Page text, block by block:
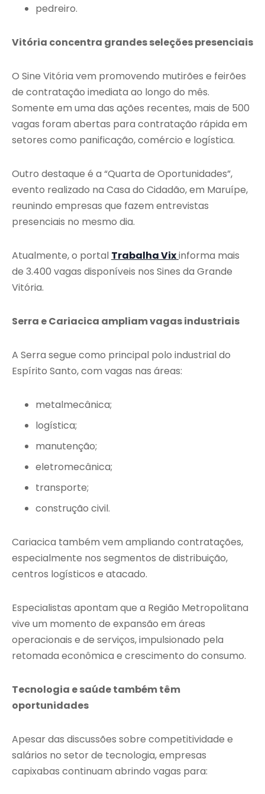
pedreiro.
Vitória concentra grandes seleções presenciais
O Sine Vitória vem promovendo mutirões e feirões
de contratação imediata ao longo do mês.
Somente em uma das ações recentes, mais de 500
vagas foram abertas para contratação rápida em
setores como panificação, comércio e logística.
Outro destaque é a “Quarta de Oportunidades”,
evento realizado na Casa do Cidadão, em Maruípe,
reunindo empresas que fazem entrevistas
presenciais no mesmo dia.
Atualmente, o portal Trabalha Vixinforma mais
de 3.400 vagas disponíveis nos Sines da Grande
Vitória.
Serra e Cariacica ampliam vagas industriais
A Serra segue como principal polo industrial do
Espírito Santo, com vagas nas áreas:
metalmecânica;
logística;
manutenção;
eletromecânica;
transporte;
construção civil.
Cariacica também vem ampliando contratações,
especialmente nos segmentos de distribuição,
centros logísticos e atacado.
Especialistas apontam que a Região Metropolitana
vive um momento de expansão em áreas
operacionais e de serviços, impulsionado pela
retomada econômica e crescimento do consumo.
Tecnologia e saúde também têm
oportunidades
Apesar das discussões sobre competitividade e
salários no setor de tecnologia, empresas
capixabas continuam abrindo vagas para: